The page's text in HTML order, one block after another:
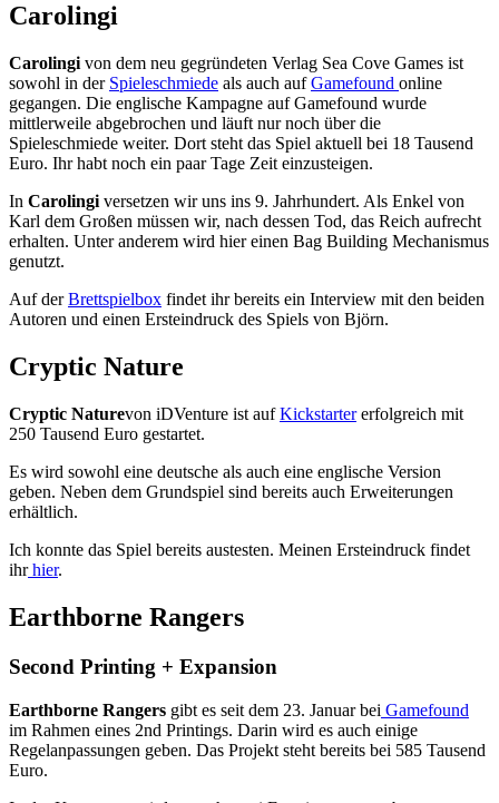
Carolingi
Carolingi von dem neu gegründeten Verlag Sea Cove Games ist
sowohl in der Spieleschmiede als auch aufGamefound online
gegangen. Die englische Kampagne auf Gamefound wurde
mittlerweile abgebrochen und läuft nur noch über die
Spieleschmiede weiter. Dort steht das Spiel aktuell bei 18 Tausend
Euro. Ihr habt noch ein paar Tage Zeit einzusteigen.
In Carolingi versetzen wir uns ins 9. Jahrhundert. Als Enkel von
Karl dem Großen müssen wir, nach dessen Tod, das Reich aufrecht
erhalten. Unter anderem wird hier einen Bag Building Mechanismus
genutzt.
Auf derBrettspielbox findet ihr bereits ein Interview mit den beiden
Autoren und einen Ersteindruck des Spiels von Björn.
Cryptic Nature
Cryptic Naturevon iDVenture ist aufKickstartererfolgreich mit
250 Tausend Euro gestartet.
Es wird sowohl eine deutsche als auch eine englische Version
geben. Neben dem Grundspiel sind bereits auch Erweiterungen
erhältlich.
Ich konnte das Spiel bereits austesten. Meinen Ersteindruck findet
ihrhier.
Earthborne Rangers
Second Printing + Expansion
Earthborne Rangers gibt es seit dem 23. Januar bei Gamefound
im Rahmen eines 2nd Printings. Darin wird es auch einige
Regelanpassungen geben. Das Projekt steht bereits bei 585 Tausend
Euro.